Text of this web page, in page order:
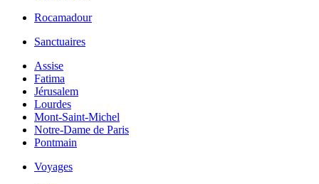
Rocamadour
Sanctuaires
Assise
Fatima
Jérusalem
Lourdes
Mont-Saint-Michel
Notre-Dame de Paris
Pontmain
Voyages